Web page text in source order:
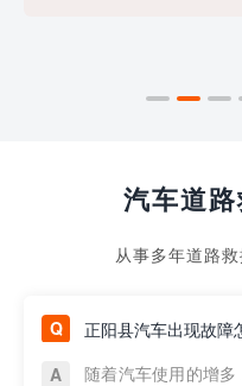
汽车道
从事多年道路
正阳县汽车出现故障
随着汽车使用的增